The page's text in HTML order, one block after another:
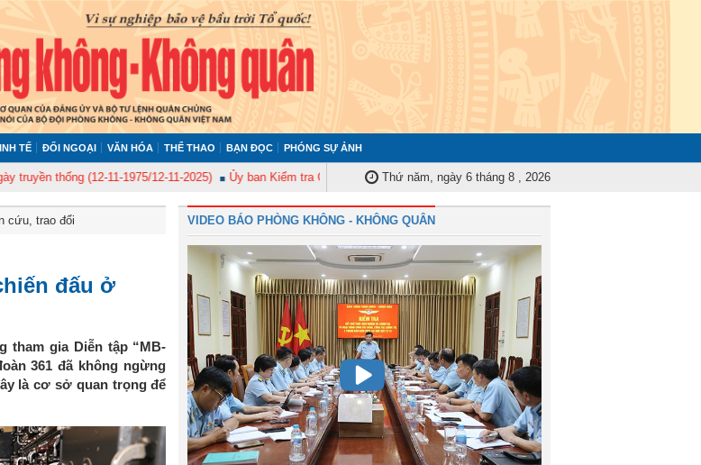
TẾ ĐỐI NGOẠI VĂN HÓA THỂ THAO BẠN ĐỌC PHÓNG SỰ ẢNH
thống (12-11-1975/12-11-2025) Ủy ban Kiểm tra Quân ủy Trung ương tập huấn nghiệp vụ công tác kiểm tra, giám sát năm 2025
Thứ năm, ngày 6 tháng 8 , 2026
cứu, trao đổi
đấu ở
tham gia Diễn tập “MB-
361 đã không ngừng
là cơ sở quan trọng để
VIDEO BÁO PHÒNG KHÔNG - KHÔNG QUÂN